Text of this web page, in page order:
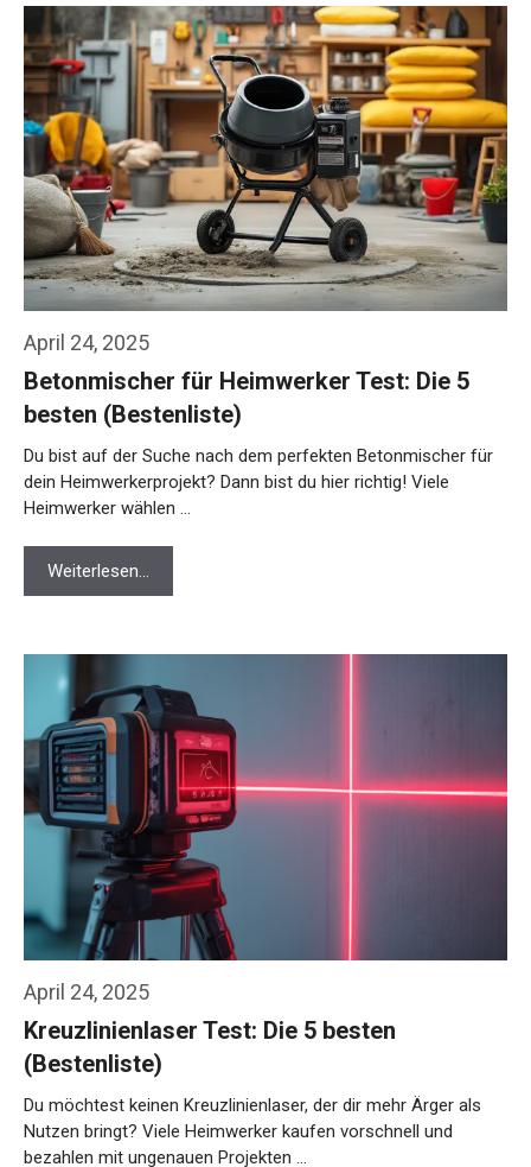
April 24, 2025
Betonmischer für Heimwerker Test: Die 5
besten (Bestenliste)
Du bist auf der Suche nach dem perfekten Betonmischer für
dein Heimwerkerprojekt? Dann bist du hier richtig! Viele
Heimwerker wählen …
Weiterlesen…
April 24, 2025
Kreuzlinienlaser Test: Die 5 besten
(Bestenliste)
Du möchtest keinen Kreuzlinienlaser, der dir mehr Ärger als
Nutzen bringt? Viele Heimwerker kaufen vorschnell und
bezahlen mit ungenauen Projekten …